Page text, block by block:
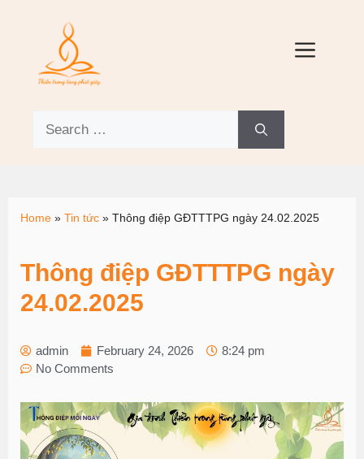
Home » Tin tức » Thông điệp GĐTTTPG ngày 24.02.2025
Thông điệp GĐTTTPG ngày
24.02.2025
admin February 24, 2026
8:24 pm
No Comments